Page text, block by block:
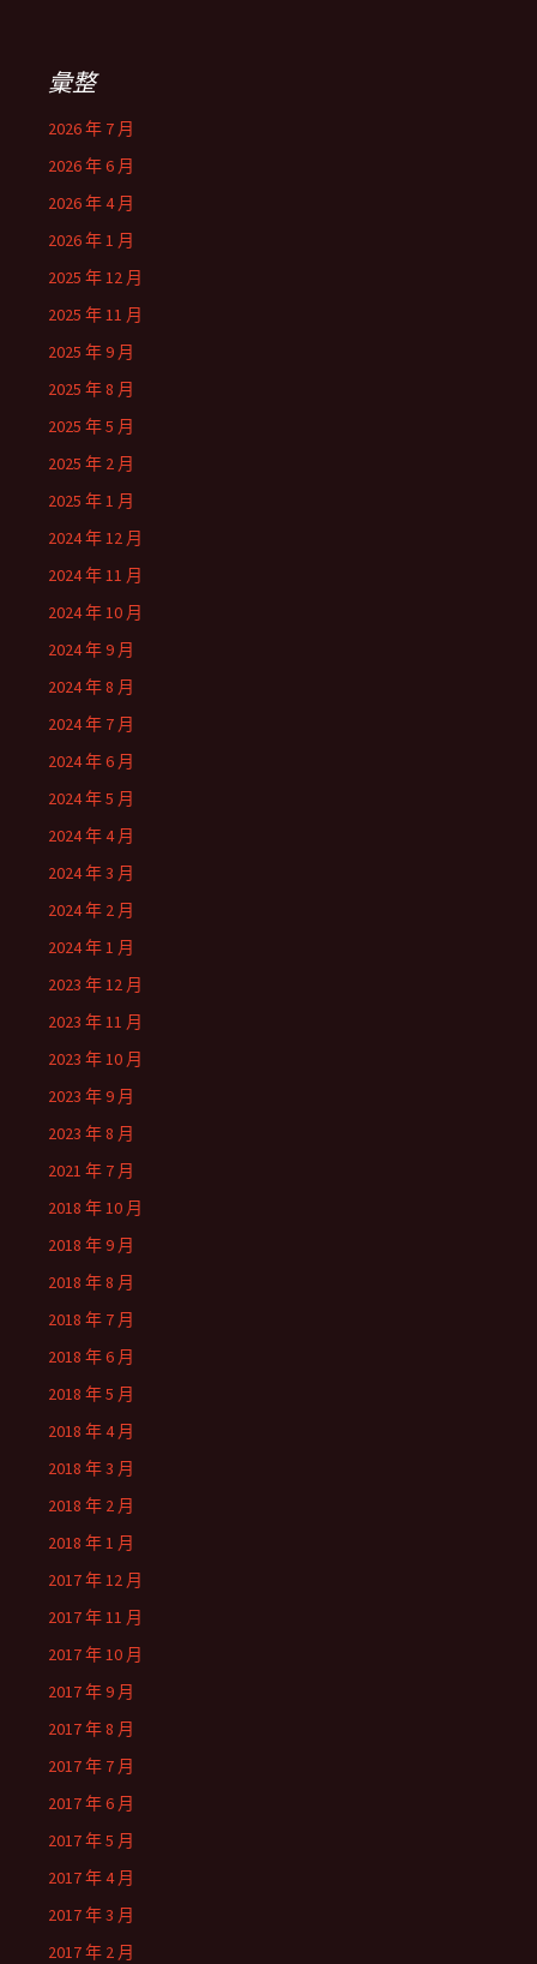
彙整
2026 年 7 月
2026 年 6 月
2026 年 4 月
2026 年 1 月
2025 年 12 月
2025 年 11 月
2025 年 9 月
2025 年 8 月
2025 年 5 月
2025 年 2 月
2025 年 1 月
2024 年 12 月
2024 年 11 月
2024 年 10 月
2024 年 9 月
2024 年 8 月
2024 年 7 月
2024 年 6 月
2024 年 5 月
2024 年 4 月
2024 年 3 月
2024 年 2 月
2024 年 1 月
2023 年 12 月
2023 年 11 月
2023 年 10 月
2023 年 9 月
2023 年 8 月
2021 年 7 月
2018 年 10 月
2018 年 9 月
2018 年 8 月
2018 年 7 月
2018 年 6 月
2018 年 5 月
2018 年 4 月
2018 年 3 月
2018 年 2 月
2018 年 1 月
2017 年 12 月
2017 年 11 月
2017 年 10 月
2017 年 9 月
2017 年 8 月
2017 年 7 月
2017 年 6 月
2017 年 5 月
2017 年 4 月
2017 年 3 月
2017 年 2 月